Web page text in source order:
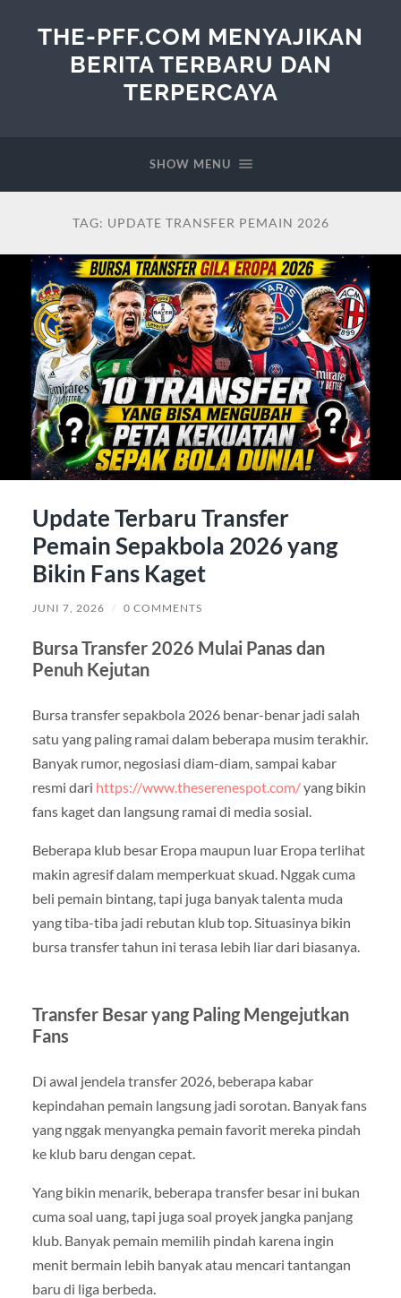
THE-PFF.COM MENYAJIKAN
BERITA TERBARU DAN
TERPERCAYA
SHOW MENU
TAG: UPDATE TRANSFER PEMAIN 2026
Update Terbaru Transfer
Pemain Sepakbola 2026 yang
Bikin Fans Kaget
JUNI 7, 2026 / 0 COMMENTS
Bursa Transfer 2026 Mulai Panas dan
Penuh Kejutan
Bursa transfer sepakbola 2026 benar-benar jadi salah
satu yang paling ramai dalam beberapa musim terakhir.
Banyak rumor, negosiasi diam-diam, sampai kabar
resmi dari https://www.theserenespot.com/yang bikin
fans kaget dan langsung ramai di media sosial.
Beberapa klub besar Eropa maupun luar Eropa terlihat
makin agresif dalam memperkuat skuad. Nggak cuma
beli pemain bintang, tapi juga banyak talenta muda
yang tiba-tiba jadi rebutan klub top. Situasinya bikin
bursa transfer tahun ini terasa lebih liar dari biasanya.
Transfer Besar yang Paling Mengejutkan
Fans
Di awal jendela transfer 2026, beberapa kabar
kepindahan pemain langsung jadi sorotan. Banyak fans
yang nggak menyangka pemain favorit mereka pindah
ke klub baru dengan cepat.
Yang bikin menarik, beberapa transfer besar ini bukan
cuma soal uang, tapi juga soal proyek jangka panjang
klub. Banyak pemain memilih pindah karena ingin
menit bermain lebih banyak atau mencari tantangan
baru di liga berbeda.